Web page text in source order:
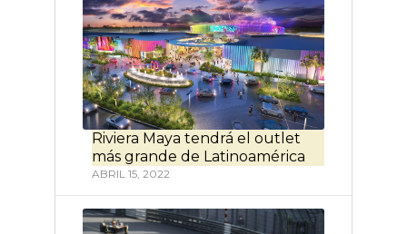
Riviera Maya tendrá el outlet
más grande de Latinoamérica
ABRIL 15, 2022